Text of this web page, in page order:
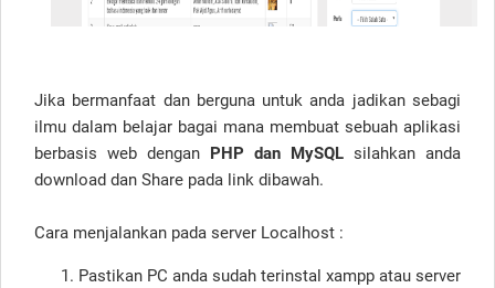
Jika bermanfaat dan berguna untuk anda jadikan sebagi
ilmu dalam belajar bagai mana membuat sebuah aplikasi
berbasis web dengan PHP dan MySQL silahkan anda
download dan Share pada link dibawah.
Cara menjalankan pada server Localhost :
Pastikan PC anda sudah terinstal xampp atau server